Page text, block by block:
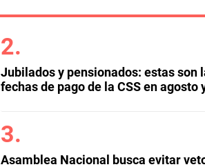
Jubilados y pensionados: estas son
fechas de pago de la CSS en agosto
Asamblea Nacional busca evitar